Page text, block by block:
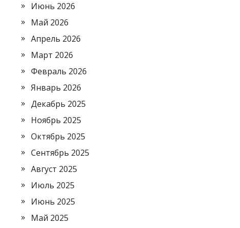
Июнь 2026
Май 2026
Апрель 2026
Март 2026
Февраль 2026
Январь 2026
Декабрь 2025
Ноябрь 2025
Октябрь 2025
Сентябрь 2025
Август 2025
Июль 2025
Июнь 2025
Май 2025